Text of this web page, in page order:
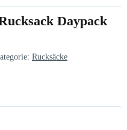
Daypack
Rucksäcke